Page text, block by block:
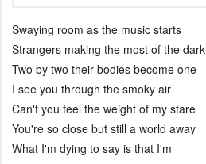
Swaying room as the music starts
Strangers making the most of the dark
Two by two their bodies become one
I see you through the smoky air
Can't you feel the weight of my stare
You're so close but still a world away
What I'm dying to say is that I'm